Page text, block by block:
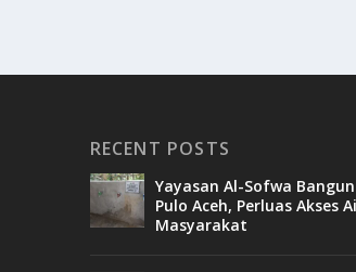
RECENT POSTS
Yayasan Al-Sofwa
Pulo Aceh, Perluas Akses
Masyarakat